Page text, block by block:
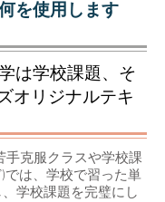
を使用します
は学校課題、そ
オリジナルテキ
克服クラスや学校課
では、学校で習った単
学校課題を完璧にし